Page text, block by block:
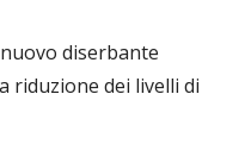
diserbante
riduzione dei livelli di